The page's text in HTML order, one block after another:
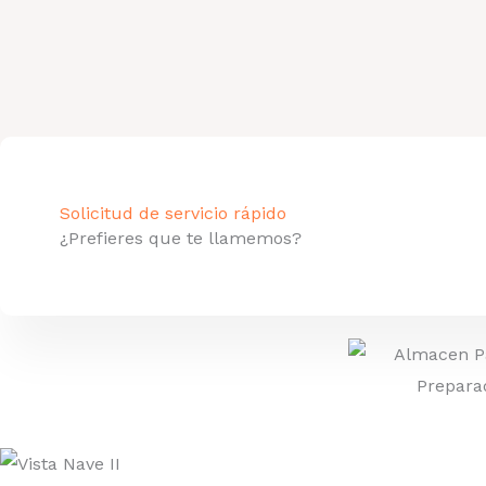
Solicitud de servicio rápido
¿Prefieres que te llamemos?